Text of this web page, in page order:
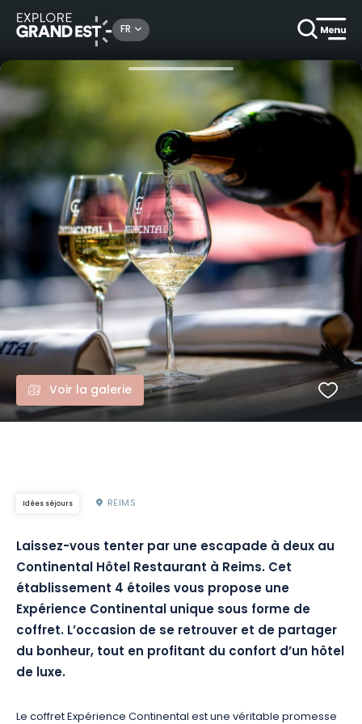
FR
Idées séjours Expérience Continental à Reims****
Voir la galerie
Idées séjours REIMS
Laissez-vous tenter par une escapade à deux au
Continental Hôtel Restaurant à Reims. Cet
établissement 4 étoiles vous propose une
Expérience Continental unique sous forme de
coffret. L’occasion de se retrouver et de partager
du bonheur, tout en profitant du confort d’un hôtel
de luxe.
Le coffret Expérience Continental est une véritable promesse